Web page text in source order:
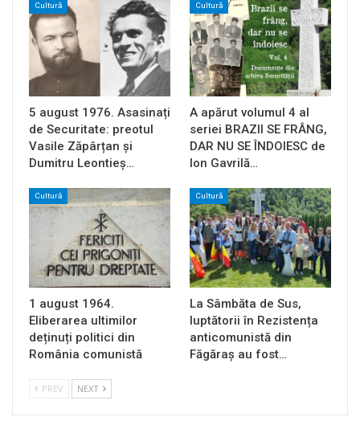
Cultură
5 august 1976. Asasinați
de Securitate: preotul
Vasile Zăpârțan și
Dumitru Leontieș…
Cultură
A apărut volumul 4 al
seriei BRAZII SE FRÂNG,
DAR NU SE ÎNDOIESC de
Ion Gavrilă…
Cultură
1 august 1964.
Eliberarea ultimilor
deținuți politici din
România comunistă
Cultură
La Sâmbăta de Sus,
luptătorii în Rezistența
anticomunistă din
Făgăraș au fost…
PREV NEXT